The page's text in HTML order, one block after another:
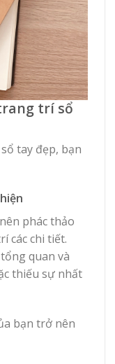
trí sổ
tay đẹp, bạn
phác thảo
các chi tiết.
quan và
thiếu sự nhất
bạn trở nên